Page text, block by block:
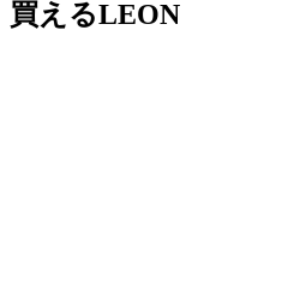
買えるLEON